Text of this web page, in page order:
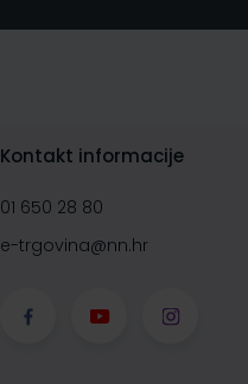
Kontakt informacije
01 650 28 80
e-trgovina@nn.hr